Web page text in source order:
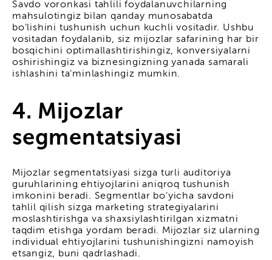
Savdo voronkasi tahlili foydalanuvchilarning
mahsulotingiz bilan qanday munosabatda
bo'lishini tushunish uchun kuchli vositadir. Ushbu
vositadan foydalanib, siz mijozlar safarining har bir
bosqichini optimallashtirishingiz, konversiyalarni
oshirishingiz va biznesingizning yanada samarali
ishlashini ta'minlashingiz mumkin.
4. Mijozlar
segmentatsiyasi
Mijozlar segmentatsiyasi sizga turli auditoriya
guruhlarining ehtiyojlarini aniqroq tushunish
imkonini beradi. Segmentlar bo'yicha savdoni
tahlil qilish sizga marketing strategiyalarini
moslashtirishga va shaxsiylashtirilgan xizmatni
taqdim etishga yordam beradi. Mijozlar siz ularning
individual ehtiyojlarini tushunishingizni namoyish
etsangiz, buni qadrlashadi.